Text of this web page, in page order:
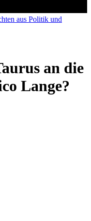
aus Politik und
an die
Lange?